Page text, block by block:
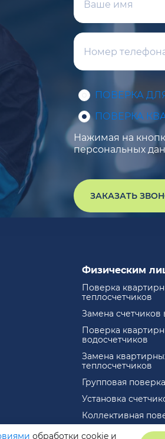
ПОВЕРКА
ПОВЕРКА
Нажимая на
персональных
ЗАКАЗАТЬ
Физическим
Поверка
теплосчетчиков
Замена счетчиков
Поверка
водосчетчиков
Замена
теплосчетчиков
Групповая
Установка
Коллективная
обработки cookie и